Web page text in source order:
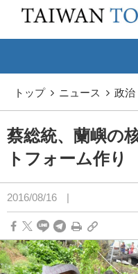
メイン コンテンツへスキ
トップ ニュース 政治
蔡総統、蘭嶼の
トフォーム作り
2016/08/16 |